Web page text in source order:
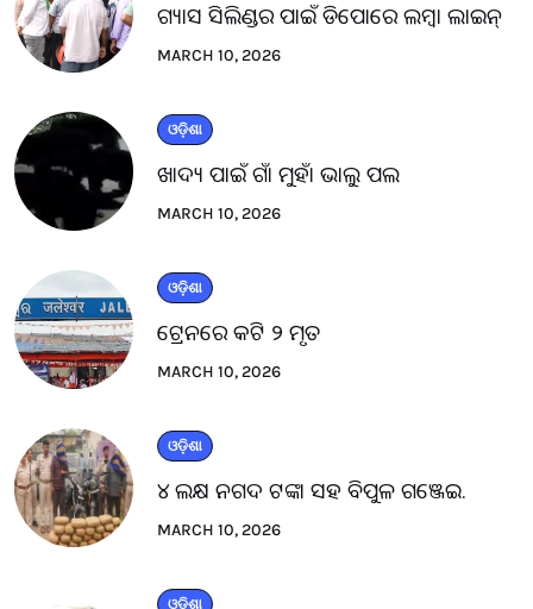
ଗ୍ୟାସ ସିଲିଣ୍ଡର ପାଇଁ ଡିପୋରେ ଲମ୍ବା ଲାଇନ୍
MARCH 10, 2026
ଓଡ଼ିଶା
ଖାଦ୍ୟ ପାଇଁ ଗାଁ ମୁହାଁ ଭାଲୁ ପଲ
MARCH 10, 2026
ଓଡ଼ିଶା
ଟ୍ରେନରେ କଟି ୨ ମୃତ
MARCH 10, 2026
ଓଡ଼ିଶା
୪ ଲକ୍ଷ ନଗଦ ଟଙ୍କା ସହ ବିପୁଳ ଗଞ୍ଜେଇ.
MARCH 10, 2026
ଓଡ଼ିଶା